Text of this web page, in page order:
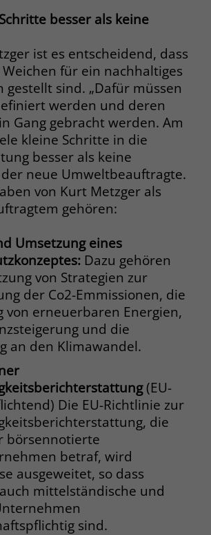
besser als keine
ist es entscheidend, dass
für ein nachhaltiges
gestellt sind. „Dafür müssen
werden und deren
Gang gebracht werden. Am
kleine Schritte in die
besser als keine
der neue Umweltbeauftragte.
von Kurt Metzger als
gehören:
Umsetzung eines
Dazu gehören
von Strategien zur
der Co2-Emmissionen, die
von erneuerbaren Energien,
und die
an den Klimawandel.
(EU-
Die EU-Richtlinie zur
die
börsennotierte
betraf, wird
ausgeweitet, so dass
mittelständische und
sind.
jobs.stiftung-liebenau.de
Behält die Zustände des Benutzers bei
Seitenanfragen bei.
Google Ads
90 Tage
Cookie wird gesetzt, wenn ein
über einen Klick auf eine Google
auf die Website gelangt.
Es enthält Informationen darüber,
Werbeanzeige geklickt wurde,
erzielte Erfolge wie z.B.
Bestellungen oder Kontaktanfragen der
Anzeige zugewiesen werden können.
Google Ads
Tage
Cookie wird gesetzt, wenn ein
über einen Klick auf eine Google
auf die Website gelangt.
Werbeanzeige geklickt wurde,
erzielte Erfolge wie z.B.
oder Kontaktanfragen der
zugewiesen werden können.
Facebook
Monate